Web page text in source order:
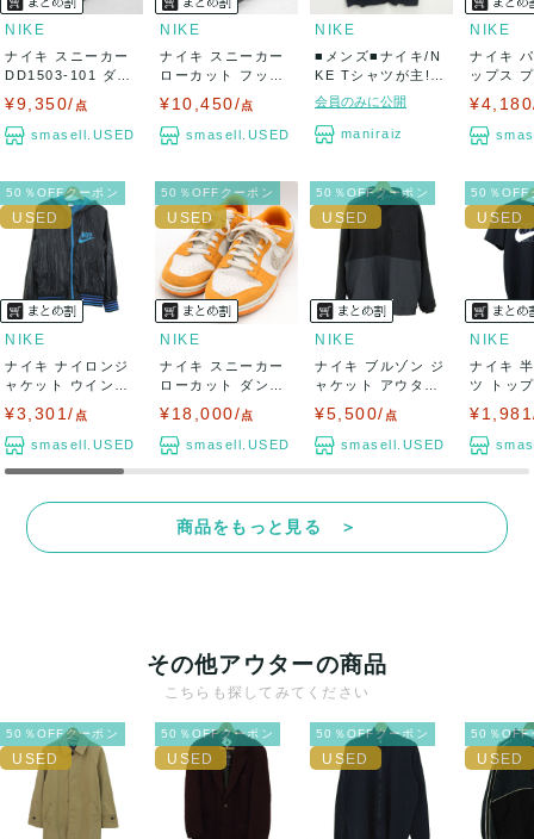
NIKE
ナイキ スニーカー
DD1503-101 ダン
¥9,350/ 点
smasell.USED
NIKE
ナイキ スニーカー
ローカット フット
¥10,450/点
smasell.USED
NIKE
■メンズ■ナイキ/N
KE Tシャツが主!ト
ップス...
会員のみに公開
maniraiz
NIKE
ナイキ
ップス
50％OFFクーポン
NIKE
ナイキ ナイロンジ
ャケット ウインド
¥3,301/ 点
smasell.USED
50％OFFクーポン
NIKE
ナイキ スニーカー
ローカット ダンク
¥18,000/点
smasell.USED
50％OFFクーポン
NIKE
ナイキ ブルゾン ジ
ャケット アウター
¥5,500/ 点
smasell.USED
50％OFF
NIKE
ナイキ
ツ トッ
商品をもっと見る ＞
その他アウターの商品
こちらも探してみてください
50％OFFクーポン 50％OFFクーポン 50％OFFクーポン 50％OFF